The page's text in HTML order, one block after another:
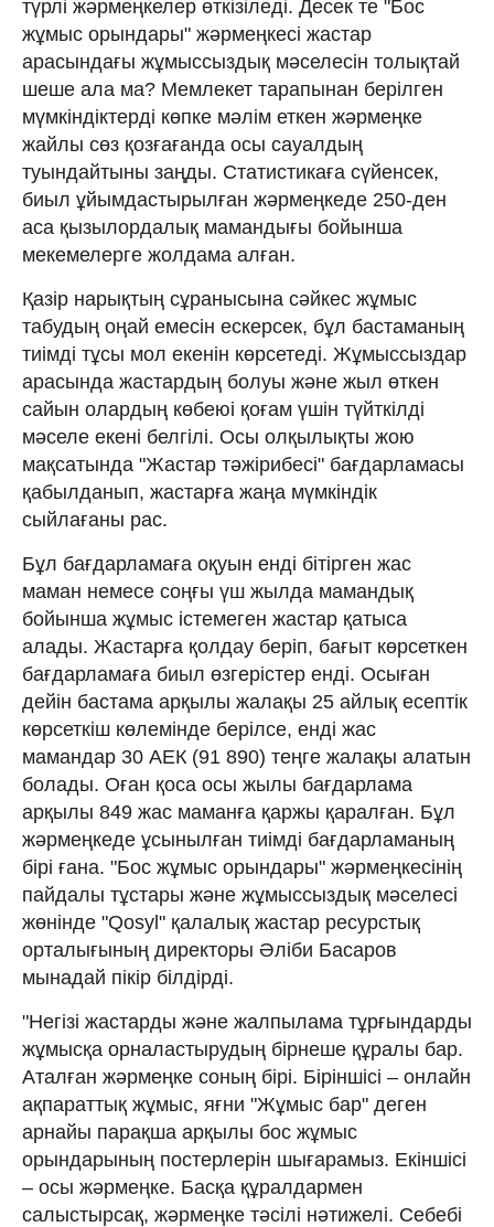
түрлі жәрмеңкелер өткізіледі. Десек те "Бос
жұмыс орындары" жәрмеңкесі жастар
арасындағы жұмыссыздық мәселесін толықтай
шеше ала ма? Мемлекет тарапынан берілген
мүмкіндіктерді көпке мәлім еткен жәрмеңке
жайлы сөз қозғағанда осы сауалдың
туындайтыны заңды. Статистикаға сүйенсек,
биыл ұйымдастырылған жәрмеңкеде 250-ден
аса қызылордалық мамандығы бойынша
мекемелерге жолдама алған.
Қазір нарықтың сұранысына сәйкес жұмыс
табудың оңай емесін ескерсек, бұл бастаманың
тиімді тұсы мол екенін көрсетеді. Жұмыссыздар
арасында жастардың болуы және жыл өткен
сайын олардың көбеюі қоғам үшін түйткілді
мәселе екені белгілі. Осы олқылықты жою
мақсатында "Жастар тәжірибесі" бағдарламасы
қабылданып, жастарға жаңа мүмкіндік
сыйлағаны рас.
Бұл бағдарламаға оқуын енді бітірген жас
маман немесе соңғы үш жылда мамандық
бойынша жұмыс істемеген жастар қатыса
алады. Жастарға қолдау беріп, бағыт көрсеткен
бағдарламаға биыл өзгерістер енді. Осыған
дейін бастама арқылы жалақы 25 айлық есептік
көрсеткіш көлемінде берілсе, енді жас
мамандар 30 АЕК (91 890) теңге жалақы алатын
болады. Оған қоса осы жылы бағдарлама
арқылы 849 жас маманға қаржы қаралған. Бұл
жәрмеңкеде ұсынылған тиімді бағдарламаның
бірі ғана. "Бос жұмыс орындары" жәрмеңкесінің
пайдалы тұстары және жұмыссыздық мәселесі
жөнінде "Qosyl" қалалық жастар ресурстық
орталығының директоры Әліби Басаров
мынадай пікір білдірді.
"Негізі жастарды және жалпылама тұрғындарды
жұмысқа орналастырудың бірнеше құралы бар.
Аталған жәрмеңке соның бірі. Біріншісі – онлайн
ақпараттық жұмыс, яғни "Жұмыс бар" деген
арнайы парақша арқылы бос жұмыс
орындарының постерлерін шығарамыз. Екіншісі
– осы жәрмеңке. Басқа құралдармен
салыстырсақ, жәрмеңке тәсілі нәтижелі. Себебі